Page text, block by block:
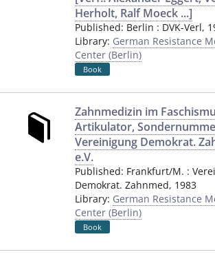
Herholt, Ralf Moeck ...]
Published: Berlin : DVK-Verl,
Library: German Resistance
Center (Berlin)
Book
Zahnmedizin im
Artikulator,
Vereinigung Demokrat.
e.V.
Published: Frankfurt/M. :
Demokrat. Zahnmed, 1983
Library: German Resistance
Center (Berlin)
Book